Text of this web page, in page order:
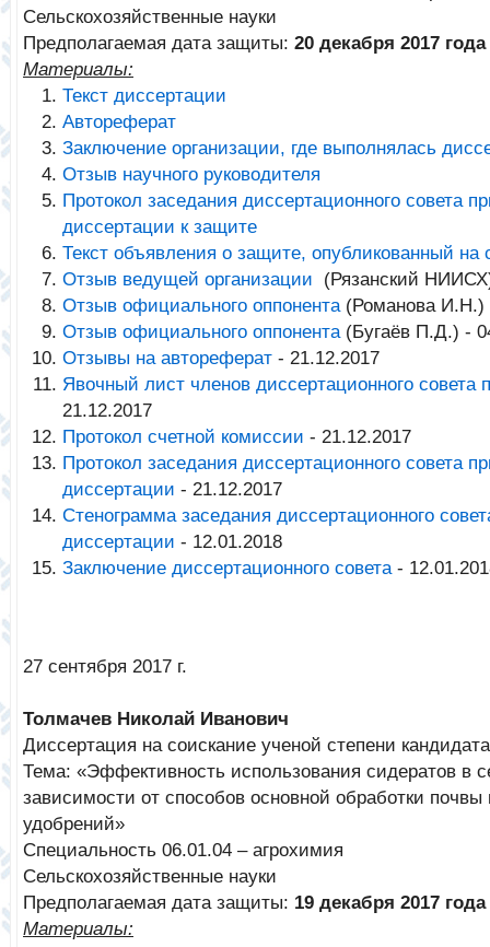
Сельскохозяйственные науки
Предполагаемая дата защиты: 20 декабря 2017 года
Материалы:
Текст диссертации
Автореферат
Заключение организации, где выполнялась
Отзыв научного руководителя
Протокол заседания диссертационного совета
диссертации к защите
Текст объявления о защите, опубликованный
Отзыв ведущей организации (Рязанский
Отзыв официального оппонента(Романова И.Н.)
Отзыв официального оппонента(Бугаёв П.Д.) -
Отзывы на автореферат - 21.12.2017
Явочный лист членов диссертационного совета
21.12.2017
Протокол счетной комиссии - 21.12.2017
Протокол заседания диссертационного совета
диссертации - 21.12.2017
Стенограмма заседания диссертационного
диссертации - 12.01.2018
Заключение диссертационного совета-
27 сентября 2017 г.
Толмачев Николай Иванович
Диссертация на соискание ученой степени
Тема: «Эффективность использования сидератов в
зависимости от способов основной обработки
удобрений»
Специальность 06.01.04 – агрохимия
Сельскохозяйственные науки
Предполагаемая дата защиты: 19 декабря 2017 года
Материалы: